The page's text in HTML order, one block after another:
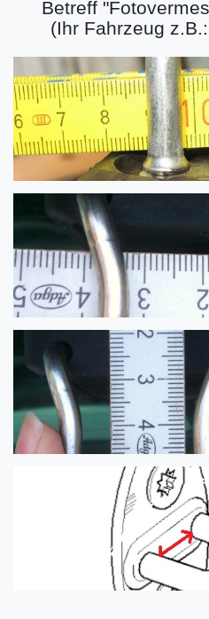
Betreff
(Ihr Fahrzeug